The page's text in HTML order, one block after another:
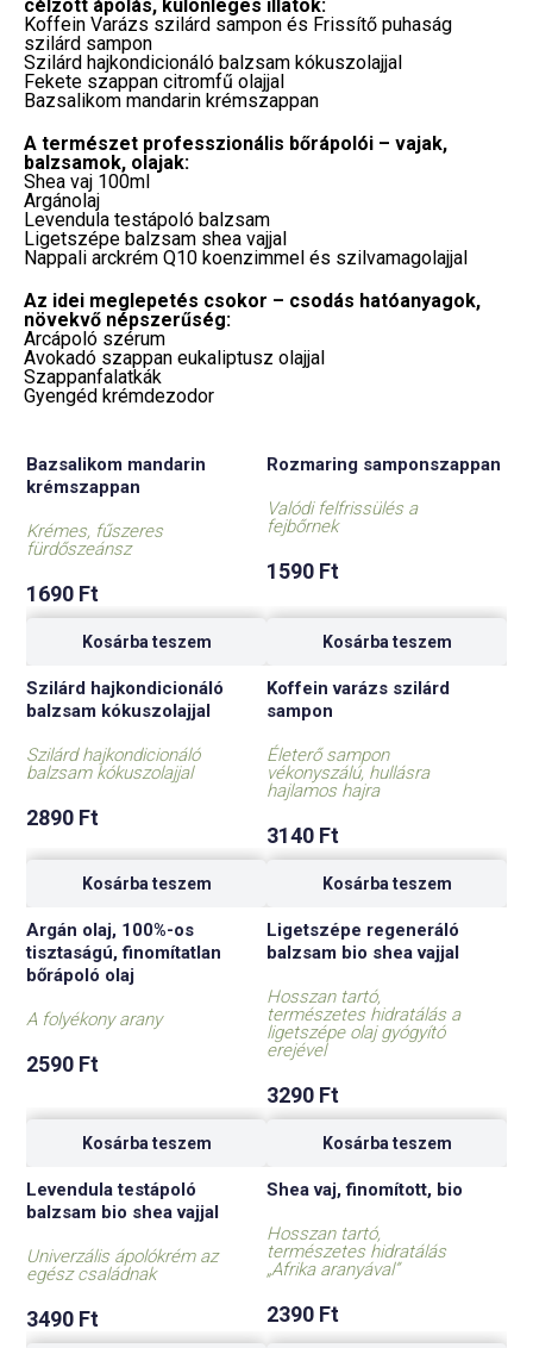
célzott ápolás, különleges illatok:
Koffein Varázs szilárd sampon és Frissítő puhaság
szilárd sampon
Szilárd hajkondicionáló balzsam kókuszolajjal
Fekete szappan citromfű olajjal
Bazsalikom mandarin krémszappan
A természet professzionális bőrápolói – vajak,
balzsamok, olajak:
Shea vaj 100ml
Argánolaj
Levendula testápoló balzsam
Ligetszépe balzsam shea vajjal
Nappali arckrém Q10 koenzimmel és szilvamagolajjal
Az idei meglepetés csokor – csodás hatóanyagok,
növekvő népszerűség:
Arcápoló szérum
Avokadó szappan eukaliptusz olajjal
Szappanfalatkák
Gyengéd krémdezodor
Bazsalikom mandarin
krémszappan
Krémes, fűszeres
fürdőszeánsz
1690 Ft
Kosárba teszem
Rozmaring samponszappan
Valódi felfrissülés a
fejbőrnek
1590 Ft
Kosárba teszem
Szilárd hajkondicionáló
balzsam kókuszolajjal
Szilárd hajkondicionáló
balzsam kókuszolajjal
2890 Ft
Kosárba teszem
Koffein varázs szilárd
sampon
Életerő sampon
vékonyszálú, hullásra
hajlamos hajra
3140 Ft
Kosárba teszem
Argán olaj, 100%-os
tisztaságú, finomítatlan
bőrápoló olaj
A folyékony arany
2590 Ft
Kosárba teszem
Ligetszépe regeneráló
balzsam bio shea vajjal
Hosszan tartó,
természetes hidratálás a
ligetszépe olaj gyógyító
erejével
3290 Ft
Kosárba teszem
Levendula testápoló
balzsam bio shea vajjal
Univerzális ápolókrém az
egész családnak
3490 Ft
Shea vaj, finomított, bio
Hosszan tartó,
természetes hidratálás
„Afrika aranyával”
2390 Ft